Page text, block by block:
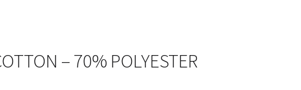
– 70% POLYESTER